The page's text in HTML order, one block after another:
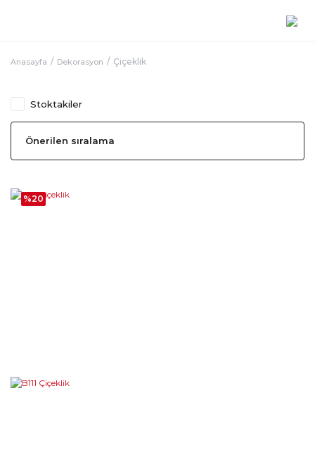
Anasayfa Dekorasyon Çiçeklik
Stoktakiler
%20